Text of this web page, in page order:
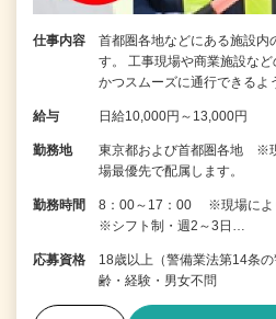
仕事内容
首都圏各地などにある施設内
す。 工事現場や商業施設な
かつスムーズに通行できる
給与 日給10,000円～13,000円
勤務地
東京都および首都圏各地 ※
場最優先で配属します。
勤務時間
8：00～17：00 ※現場によ
※シフト制・週2～3日…
応募資格
18歳以上（警備業法第14条
齢・経験・男女不問